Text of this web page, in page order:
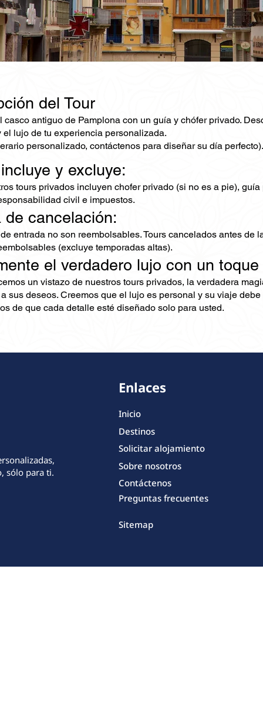
del Tour
casco antiguo de Pamplona con un guía y chófer privado.
el lujo de tu experiencia personalizada.
personalizado, contáctenos para diseñar su día perfecto).
y excluye:
tours privados incluyen chofer privado (si no es a pie),
civil e impuestos.
de cancelación:
entrada no son reembolsables. Tours cancelados antes
(excluye temporadas altas).
el verdadero lujo con un
un vistazo de nuestros tours privados, la verdadera
sus deseos. Creemos que el lujo es personal y su viaje
de que cada detalle esté diseñado solo para usted.
sólo para ti.
Enlaces
Inicio
Destinos
Solicitar alojamiento
Sobre nosotros
Contáctenos
Preguntas frecuentes
Sitemap